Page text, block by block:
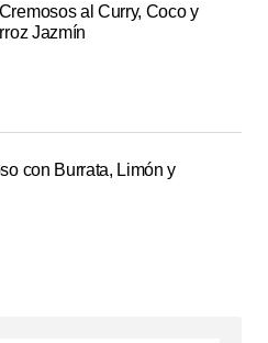
al Curry, Coco y
Jazmín
con Burrata, Limón y